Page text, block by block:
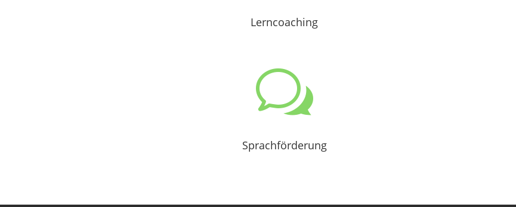
Lerncoaching
w
Sprachförderung